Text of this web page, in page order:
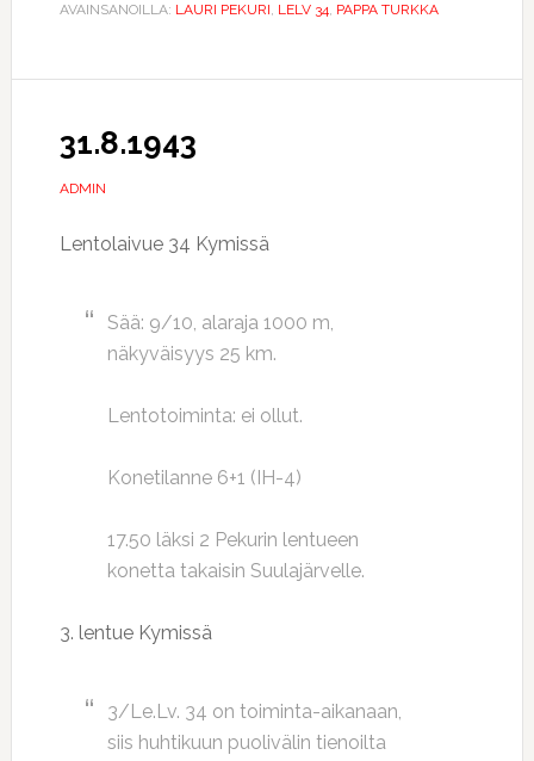
AVAINSANOILLA: LAURI PEKURI, LELV 34, PAPPA TURKKA
31.8.1943
ADMIN
Lentolaivue 34 Kymissä
Sää: 9/10, alaraja 1000 m,
näkyväisyys 25 km.
Lentotoiminta: ei ollut.
Konetilanne 6+1 (IH-4)
17.50 läksi 2 Pekurin lentueen
konetta takaisin Suulajärvelle.
3. lentue Kymissä
3/Le.Lv. 34 on toiminta-aikanaan,
siis huhtikuun puolivälin tienoilta